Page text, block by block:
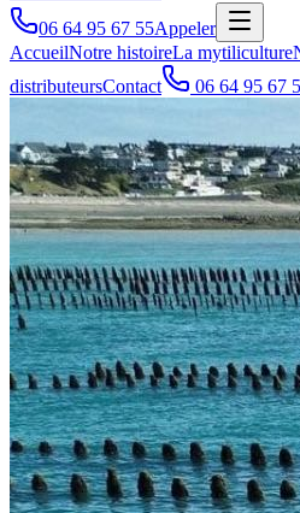
06 64 95 67 55Appeler
AccueilNotre histoireLa mytiliculture
distributeursContact 06 64 95 67